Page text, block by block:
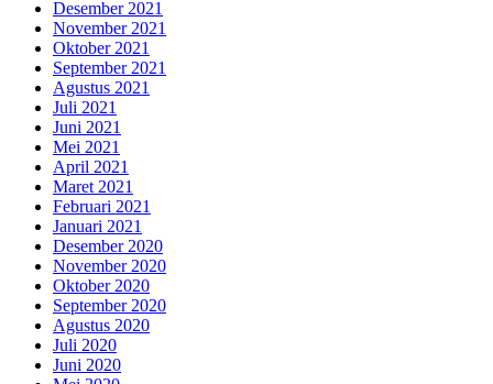
Desember 2021
November 2021
Oktober 2021
September 2021
Agustus 2021
Juli 2021
Juni 2021
Mei 2021
April 2021
Maret 2021
Februari 2021
Januari 2021
Desember 2020
November 2020
Oktober 2020
September 2020
Agustus 2020
Juli 2020
Juni 2020